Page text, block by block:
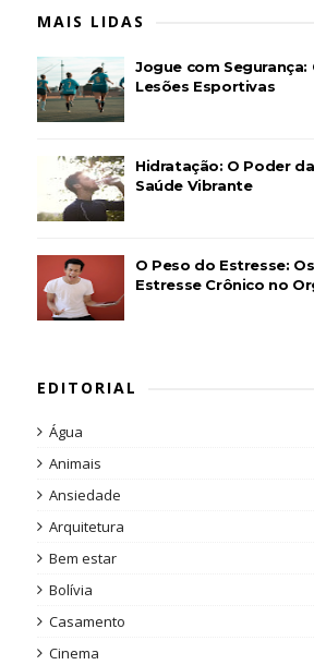
MAIS LIDAS
Jogue com Segurança:
Lesões Esportivas
Hidratação: O Poder
Saúde Vibrante
O Peso do Estresse:
Estresse Crônico no
EDITORIAL
Água
Animais
Ansiedade
Arquitetura
Bem estar
Bolívia
Casamento
Cinema